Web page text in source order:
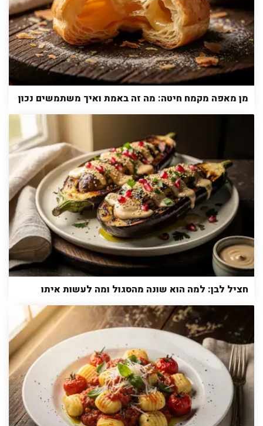
מן מאפה מקמח חיטה: מה זה באמת ואיך משתמשים נכון
חציל לבן: למה הוא שונה מהסגול ומה לעשות איתו